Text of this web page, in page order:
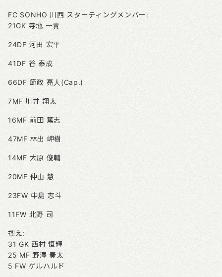
FC SONHO 川西 スターティングメンバー:
21GK 寺地 一貴
24DF 河田 宏平
41DF 谷 泰成
66DF 節政 亮人(Cap.)
7MF 川井 翔太
16MF 前田 篤志
47MF 林出 岬樹
14MF 大原 俊輔
20MF 仲山 慧
23FW 中島 志斗
11FW 北野 司
控え:
31 GK 西村 恒輝
25 MF 野澤 奏太
5 FW ゲルハルド